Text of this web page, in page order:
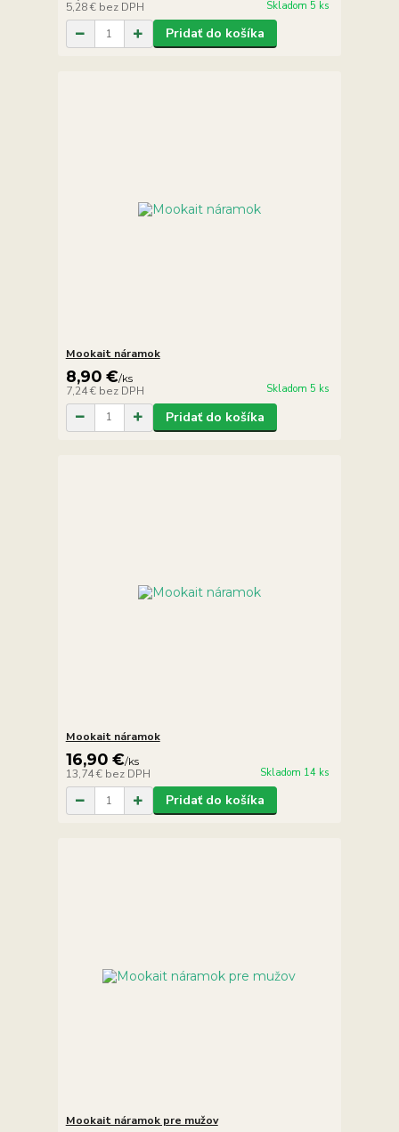
5,28 € bez DPH Skladom 5 ks
Pridať do košíka
Mookait náramok
8,90 €/ks
7,24 € bez DPH Skladom 5 ks
Pridať do košíka
Mookait náramok
16,90 €/ks
13,74 € bez DPH Skladom 14 ks
Pridať do košíka
Mookait náramok pre mužov